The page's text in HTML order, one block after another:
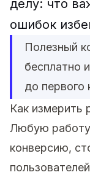
делу: что
ошибок
Полезный
бесплатно
до первого
Как измерить
Любую работу
конверсию,